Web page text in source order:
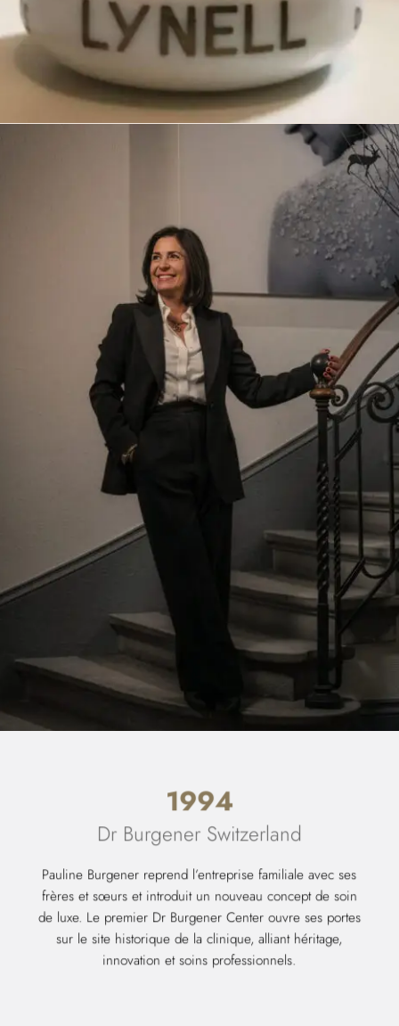
1994
Dr Burgener Switzerland
Pauline Burgener reprend l’entreprise familiale avec ses
frères et sœurs et introduit un nouveau concept de soin
de luxe. Le premier Dr Burgener Center ouvre ses portes
sur le site historique de la clinique, alliant héritage,
innovation et soins professionnels.